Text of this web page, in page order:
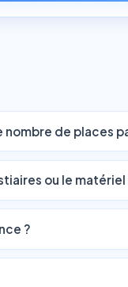
nombre de places
ou le matériel
?